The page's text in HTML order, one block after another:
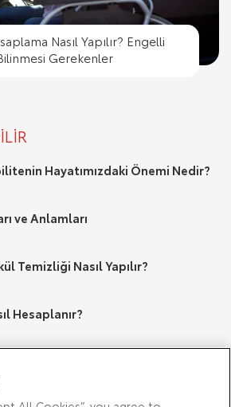
ve Anlamları
Nasıl Yapılır? Engelli
Gerekenler
Ödenir?
ve Anlamları
Nasıl Yapılır? Engelli
Gerekenler
Hayatımızdaki Önemi Nedir?
ve Anlamları
Temizliği Nasıl Yapılır?
Hesaplanır?